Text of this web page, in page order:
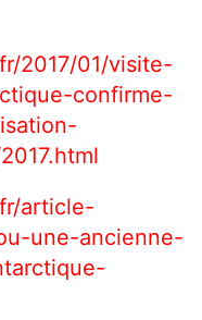
2017/01/visite-
confirme-
article-
une-ancienne-